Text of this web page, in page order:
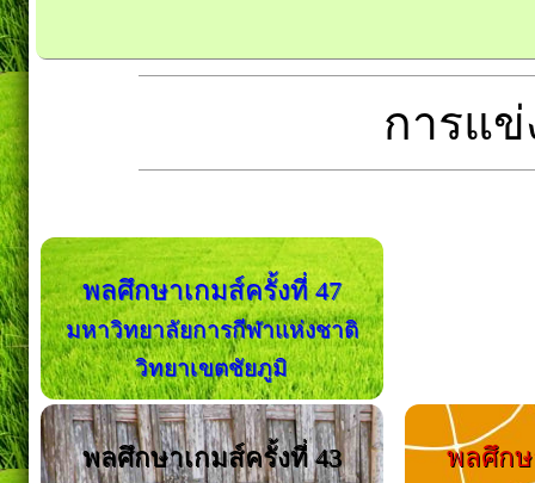
การแ
พลศึกษาเกมส์ครั้งที่ 47
มหาวิทยาลัยการกีฬาแห่งชาติ
วิทยาเขตชัยภูมิ
พลศึกษาเกมส์ครั้งที่ 43 พลศึกษ